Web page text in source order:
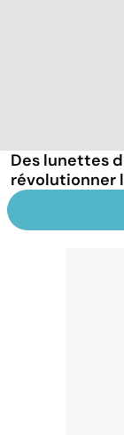
Des lunettes
révolutionner